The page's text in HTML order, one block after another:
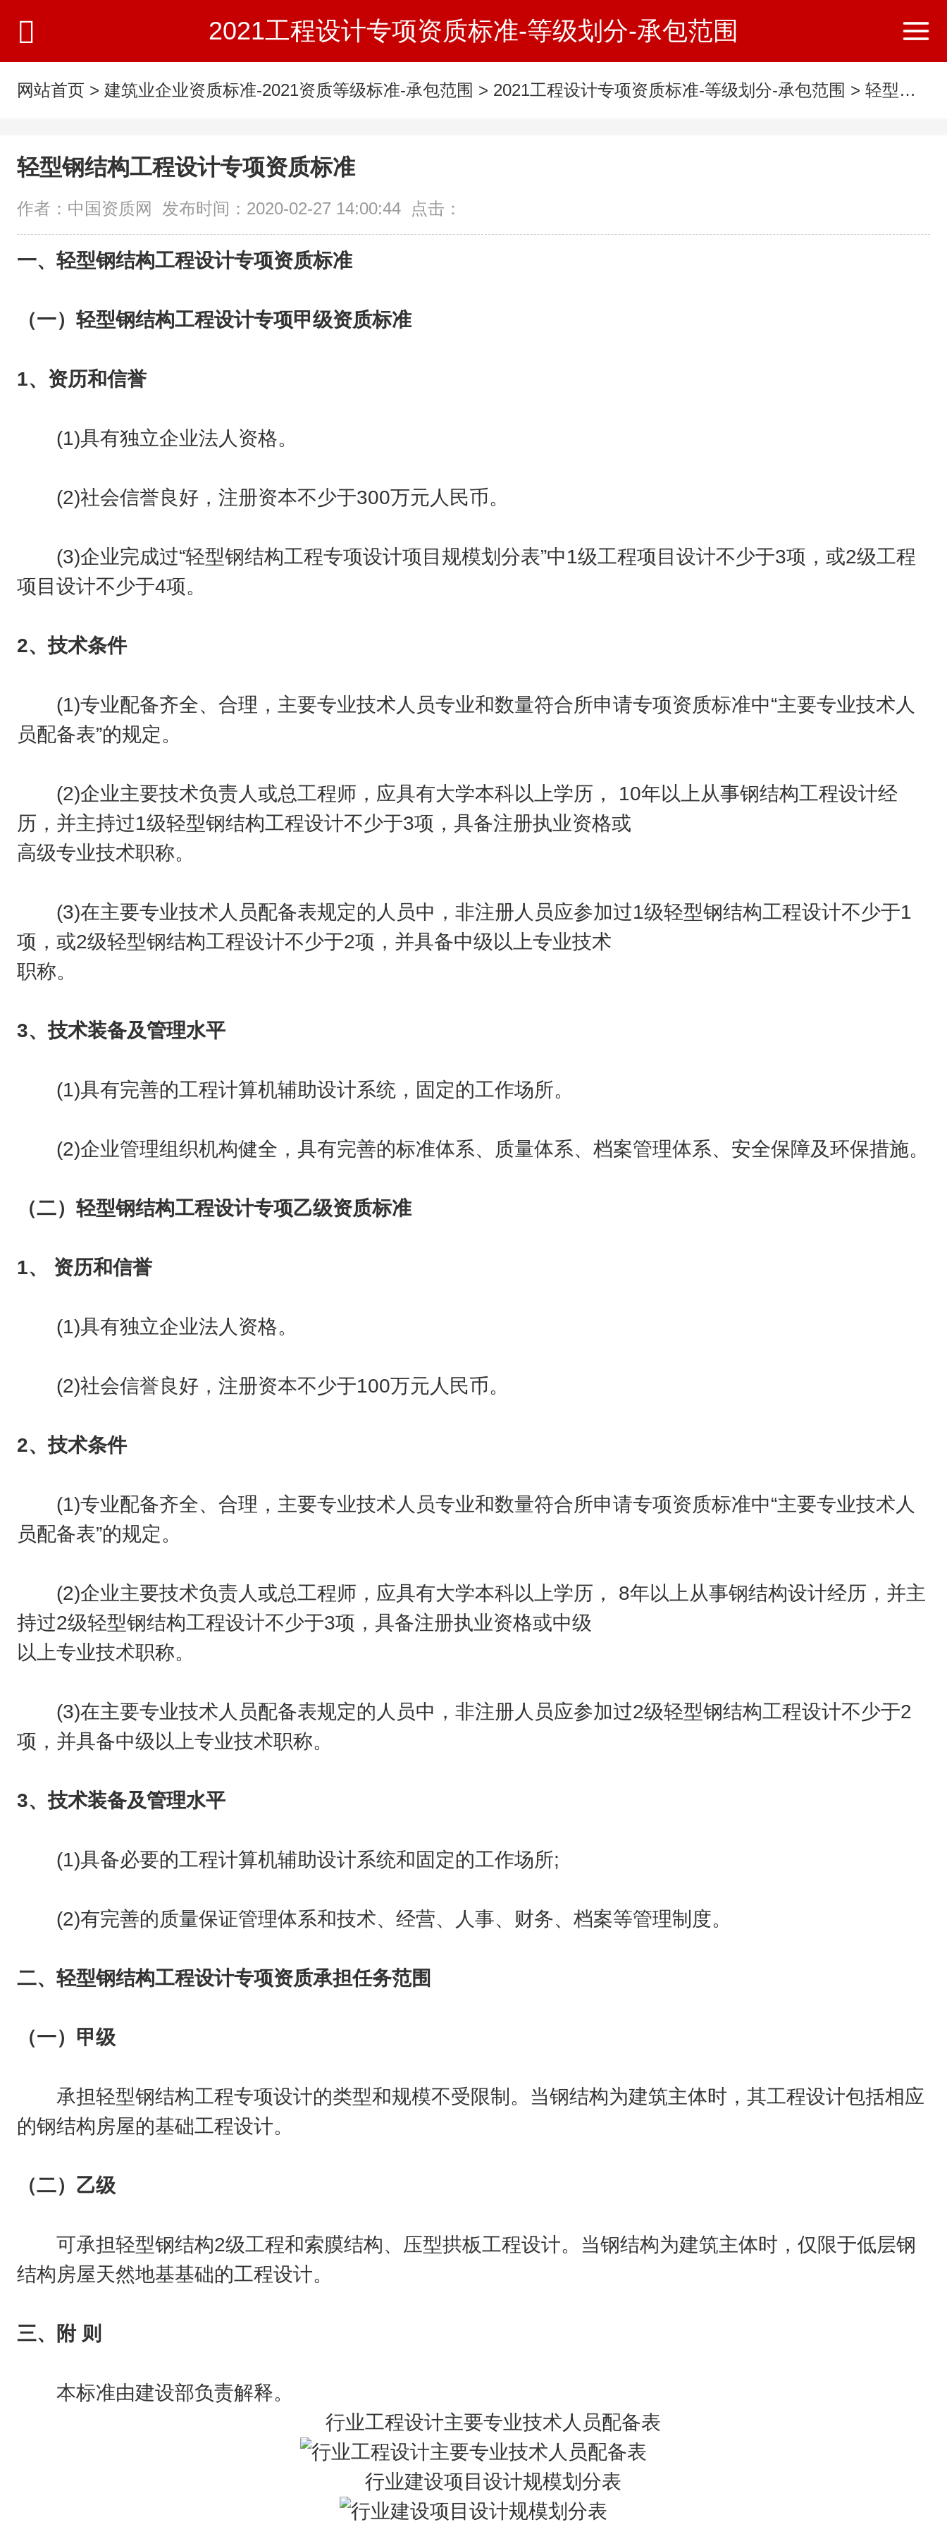
2021工程设计专项资质标准-等级划分-承包范围
网站首页 > 建筑业企业资质标准-2021资质等级标准-承包范围 > 2021工程设计专项资质标准-等级划分-承包范围 > 轻型钢结构工程设计专项资质标准
轻型钢结构工程设计专项资质标准
作者：中国资质网 发布时间：2020-02-27 14:00:44 点击：
一、轻型钢结构工程设计专项资质标准
（一）轻型钢结构工程设计专项甲级资质标准
1、资历和信誉
(1)具有独立企业法人资格。
(2)社会信誉良好，注册资本不少于300万元人民币。
(3)企业完成过“轻型钢结构工程专项设计项目规模划分表”中1级工程项目设计不少于3项，或2级工程
项目设计不少于4项。
2、技术条件
(1)专业配备齐全、合理，主要专业技术人员专业和数量符合所申请专项资质标准中“主要专业技术人
员配备表”的规定。
(2)企业主要技术负责人或总工程师，应具有大学本科以上学历， 10年以上从事钢结构工程设计经
历，并主持过1级轻型钢结构工程设计不少于3项，具备注册执业资格或
高级专业技术职称。
(3)在主要专业技术人员配备表规定的人员中，非注册人员应参加过1级轻型钢结构工程设计不少于1
项，或2级轻型钢结构工程设计不少于2项，并具备中级以上专业技术
职称。
3、技术装备及管理水平
(1)具有完善的工程计算机辅助设计系统，固定的工作场所。
(2)企业管理组织机构健全，具有完善的标准体系、质量体系、档案管理体系、安全保障及环保措施。
（二）轻型钢结构工程设计专项乙级资质标准
1、 资历和信誉
(1)具有独立企业法人资格。
(2)社会信誉良好，注册资本不少于100万元人民币。
2、技术条件
(1)专业配备齐全、合理，主要专业技术人员专业和数量符合所申请专项资质标准中“主要专业技术人
员配备表”的规定。
(2)企业主要技术负责人或总工程师，应具有大学本科以上学历， 8年以上从事钢结构设计经历，并主
持过2级轻型钢结构工程设计不少于3项，具备注册执业资格或中级
以上专业技术职称。
(3)在主要专业技术人员配备表规定的人员中，非注册人员应参加过2级轻型钢结构工程设计不少于2
项，并具备中级以上专业技术职称。
3、技术装备及管理水平
(1)具备必要的工程计算机辅助设计系统和固定的工作场所;
(2)有完善的质量保证管理体系和技术、经营、人事、财务、档案等管理制度。
二、轻型钢结构工程设计专项资质承担任务范围
（一）甲级
承担轻型钢结构工程专项设计的类型和规模不受限制。当钢结构为建筑主体时，其工程设计包括相应
的钢结构房屋的基础工程设计。
（二）乙级
可承担轻型钢结构2级工程和索膜结构、压型拱板工程设计。当钢结构为建筑主体时，仅限于低层钢
结构房屋天然地基基础的工程设计。
三、附 则
本标准由建设部负责解释。
行业工程设计主要专业技术人员配备表
行业建设项目设计规模划分表